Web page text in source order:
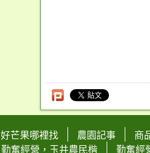
好芒果哪裡找 農園記事
商
勤奮經營，玉井農民楷 勤奮經